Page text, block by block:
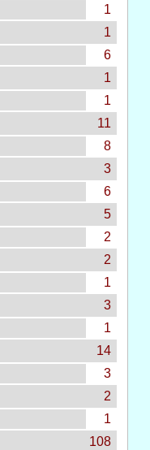
1
1
6
1
1
11
8
3
6
5
2
2
1
3
1
14
3
2
1
108